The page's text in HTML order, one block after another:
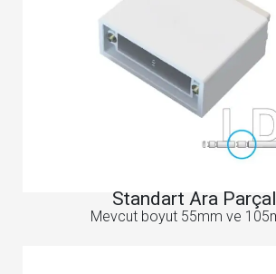
Standart Ara
Mevcut boyut 55mm ve